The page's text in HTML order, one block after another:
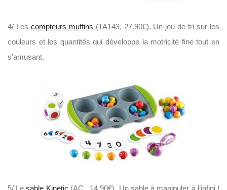
4/ Les compteurs muffins (TA143, 27.90€). Un jeu de tri sur les
couleurs et les quantités qui développe la motricité fine tout en
s’amusant.
5/ Lesable Kinetic (AC , 14.90€). Un sable à manipuler à l’infini !